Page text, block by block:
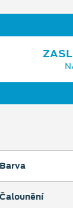
Barva
Čalounění